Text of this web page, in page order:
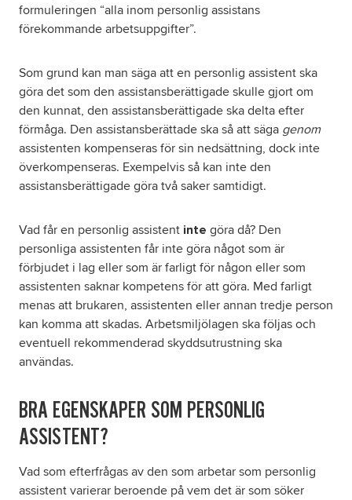
formuleringen “alla inom personlig assistans
förekommande arbetsuppgifter”.
Som grund kan man säga att en personlig assistent ska
göra det som den assistansberättigade skulle gjort om
den kunnat, den assistansberättigade ska delta efter
förmåga. Den assistansberättade ska så att säga genom
assistenten kompenseras för sin nedsättning, dock inte
överkompenseras. Exempelvis så kan inte den
assistansberättigade göra två saker samtidigt.
Vad får en personlig assistent inte göra då? Den
personliga assistenten får inte göra något som är
förbjudet i lag eller som är farligt för någon eller som
assistenten saknar kompetens för att göra. Med farligt
menas att brukaren, assistenten eller annan tredje person
kan komma att skadas. Arbetsmiljölagen ska följas och
eventuell rekommenderad skyddsutrustning ska
användas.
BRA EGENSKAPER SOM PERSONLIG
ASSISTENT?
Vad som efterfrågas av den som arbetar som personlig
assistent varierar beroende på vem det är som söker